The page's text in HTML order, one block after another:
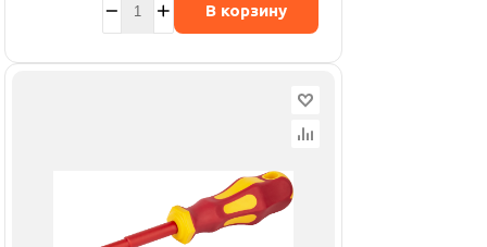
В корзину